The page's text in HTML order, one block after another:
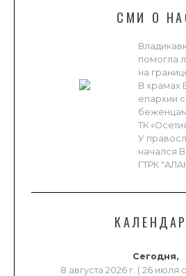
СМИ О
помогла
на
В храмах
епархии
ТК
У
начался
ГТРК
Сегодня,
8 августа 2026 г. ( 26 июля